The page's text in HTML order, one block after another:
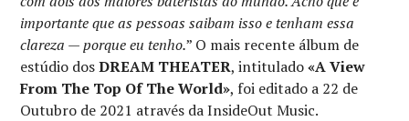
importante que as pessoas saibam isso e tenham essa
clareza — porque eu tenho.” O mais recente álbum de
estúdio dosDREAM THEATER, intitulado«A View
From The Top Of The World», foi editado a 22 de
Outubro de 2021 através da InsideOut Music.